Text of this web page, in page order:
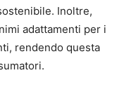
Inoltre,
adattamenti per i
rendendo questa